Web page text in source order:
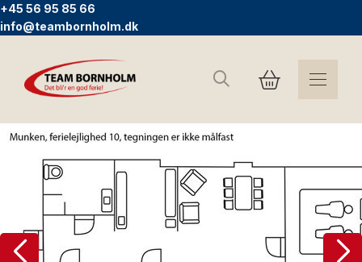
+45 56 95 85 66
info@teambornholm.dk
Søg